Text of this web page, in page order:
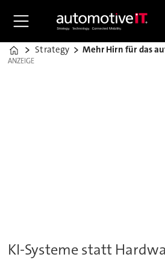
Home
Strategy Mehr Hirn für das
ANZEIGE
ANZEIGE
KI-Systeme statt